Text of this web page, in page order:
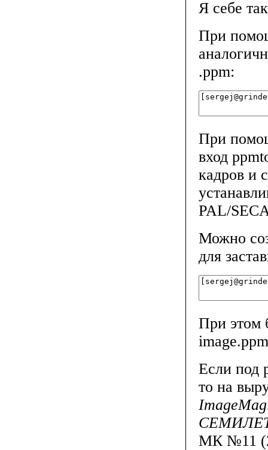
Я себе
При
.ppm:
При
вход
кадров и
PAL/
Можно
для
При этом
Если под
то на
МК №11